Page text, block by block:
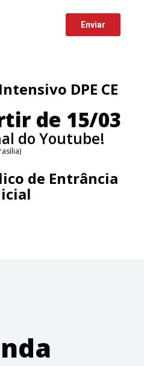
DPE CE
de 15/03
do Youtube!
de Entrância